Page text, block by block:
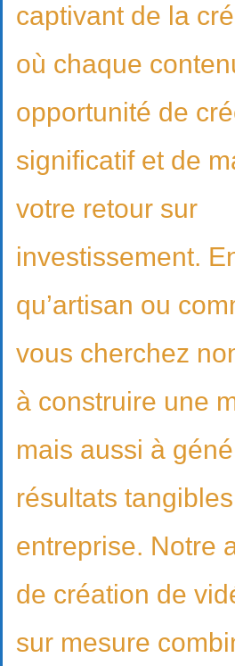
captivant de la
où chaque
opportunité de
significatif et de
votre retour sur
investissement.
qu’artisan ou
vous cherchez
à construire une
mais aussi à
résultats
entreprise. Notre
de création de
sur mesure